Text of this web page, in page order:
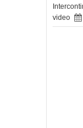
video